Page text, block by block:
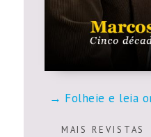
Folheie e leia
M A I S R E V I S T A S